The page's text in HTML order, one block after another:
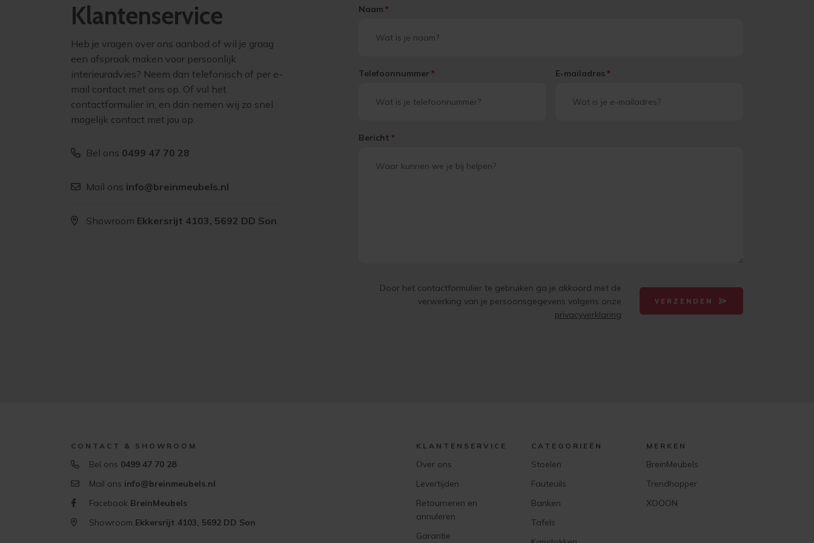
Klantenservice
Heb je vragen over ons aanbod of wil je graag
een afspraak maken voor persoonlijk
interieuradvies? Neem dan telefonisch of per e-
mail contact met ons op. Of vul het
contactformulier in, en dan nemen wij zo snel
mogelijk contact met jou op.
Bel ons 0499 47 70 28
Mail ons info@breinmeubels.nl
Showroom Ekkersrijt 4103, 5692 DD Son
Naam *
Telefoonnummer * E-mailadres *
Bericht *
Door het contactformulier te gebruiken ga je akkoord met de
verwerking van je persoonsgegevens volgens onze
privacyverklaring
VERZENDEN
CONTACT & SHOWROOM
Bel ons 0499 47 70 28
Mail ons info@breinmeubels.nl
Facebook BreinMeubels
Showroom Ekkersrijt 4103, 5692 DD Son
KLANTENSERVICE
Over ons
Levertijden
Retourneren en
annuleren
Garantie
CATEGORIEËN
Stoelen
Fauteuils
Banken
Tafels
MERKEN
BreinMeubels
Trendhopper
XOOON